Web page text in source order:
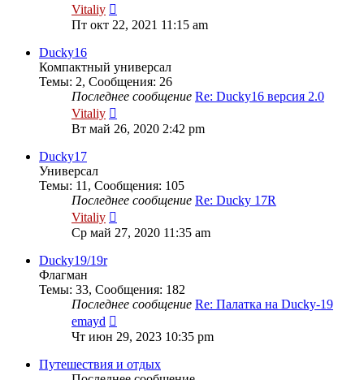
Vitaliy
к
последнему
Пт окт 22, 2021 11:15 am
Ducky16
Компактный универсал
Темы: 2, Сообщения: 26
Последнее сообщение Re: Ducky16 версия 2.0
Vitaliy
к
последнему
Вт май 26, 2020 2:42 pm
Ducky17
Универсал
Темы: 11 , Сообщения: 105
Последнее сообщение Re: Ducky 17R
Vitaliy
к
последнему
Ср май 27, 2020 11:35 am
Ducky19/19r
Флагман
Темы: 33, Сообщения: 182
Последнее сообщение Re: Палатка на Ducky-19
emayd
к
последнему
сообщению
Чт июн 29, 2023 10:35 pm
Путешествия и отдых